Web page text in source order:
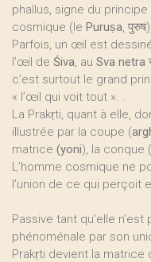
phallus, signe du
cosmique (le Puruṣa,
Parfois, un œil est
l’œil de Śiva, au Sva netra
c’est surtout le grand
« l’œil qui voit tout ». .
La Prakṛti, quant à elle,
illustrée par la coupe (
matrice (yoni), la conque (
L’homme cosmique ne
l’union de ce qui perçoit
Passive tant qu’elle
phénoménale par son
Prakṛti devient la matrice